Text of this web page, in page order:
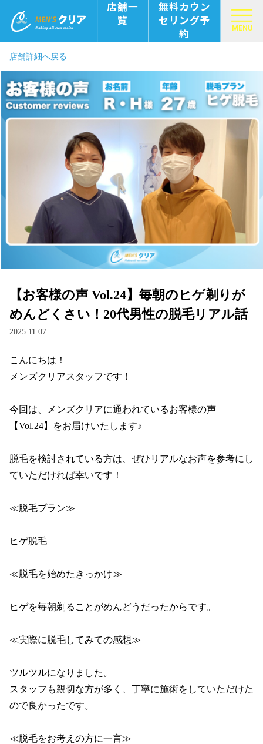
店舗一
覧
無料カウン
セリング予
約
MENU
店舗詳細へ戻る
【お客様の声 Vol.24】毎朝のヒゲ剃りが
めんどくさい！20代男性の脱毛リアル話
2025.11.07
こんにちは！
メンズクリアスタッフです！
今回は、メンズクリアに通われているお客様の声
【Vol.24】をお届けいたします♪
脱毛を検討されている方は、ぜひリアルなお声を参考にし
ていただければ幸いです！
≪脱毛プラン≫
ヒゲ脱毛
≪脱毛を始めたきっかけ≫
ヒゲを毎朝剃ることがめんどうだったからです。
≪実際に脱毛してみての感想≫
ツルツルになりました。
スタッフも親切な方が多く、丁寧に施術をしていただけた
ので良かったです。
≪脱毛をお考えの方に一言≫